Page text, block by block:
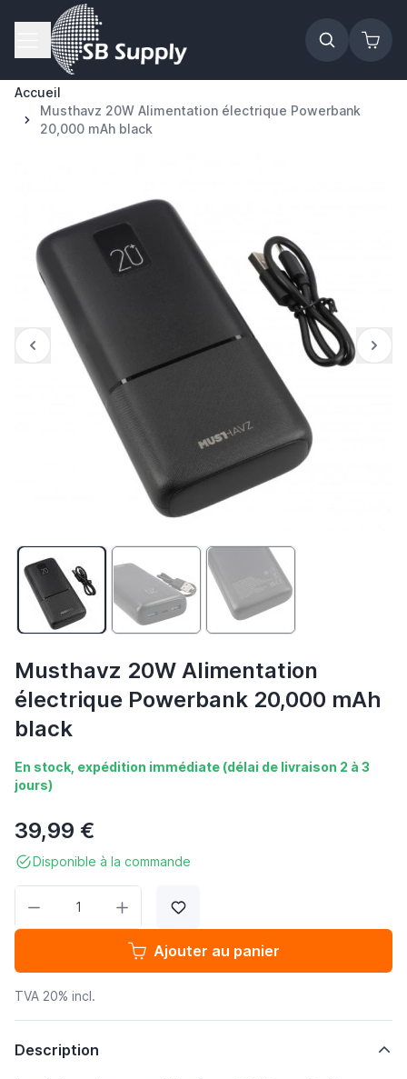
Allez au contenu
Accueil
Musthavz 20W Alimentation électrique Powerbank
20,000 mAh black
Musthavz 20W Alimentation
électrique Powerbank 20,000 mAh
black
En stock, expédition immédiate (délai de livraison 2 à 3
jours)
39,99 €
Disponible à la commande
Ajouter au panier
TVA 20% incl.
Description